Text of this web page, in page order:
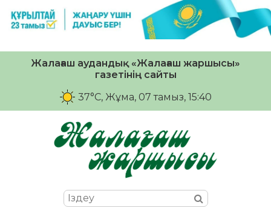
Жалағаш аудандық «Жалағаш жаршысы»
газетінің сайты
37°C, Жұма, 07 тамыз, 15:40